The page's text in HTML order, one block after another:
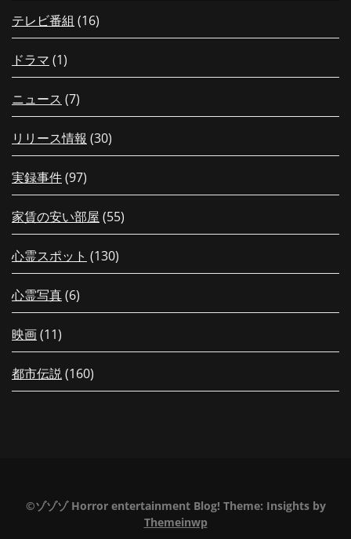
テレビ番組 (16)
ドラマ (1)
ニュース (7)
リリース情報 (30)
実録事件(97)
家賃の安い部屋 (55)
心霊スポット (130)
心霊写真(6)
映画(11)
都市伝説(160)
©ゾゾゾ Horror entertainment Blog! Theme: Insightsby
Themeinwp